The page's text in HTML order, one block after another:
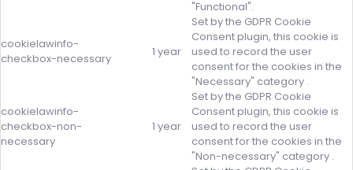
"Functional".
cookielawinfo-
checkbox-necessary
1 year
Set by the GDPR Cookie
Consent plugin, this cookie is
used to record the user
consent for the cookies in the
"Necessary" category .
cookielawinfo-
checkbox-non-
necessary
1 year
Set by the GDPR Cookie
Consent plugin, this cookie is
used to record the user
consent for the cookies in the
"Non-necessary" category .